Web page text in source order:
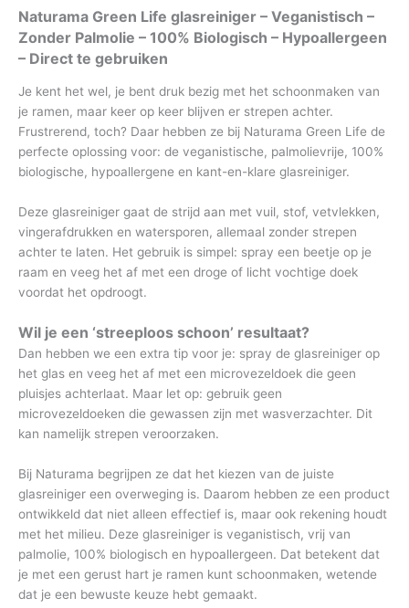
Naturama Green Life glasreiniger – Veganistisch –
Zonder Palmolie – 100% Biologisch – Hypoallergeen
– Direct te gebruiken
Je kent het wel, je bent druk bezig met het schoonmaken van
je ramen, maar keer op keer blijven er strepen achter.
Frustrerend, toch? Daar hebben ze bij Naturama Green Life de
perfecte oplossing voor: de veganistische, palmolievrije, 100%
biologische, hypoallergene en kant-en-klare glasreiniger.
Deze glasreiniger gaat de strijd aan met vuil, stof, vetvlekken,
vingerafdrukken en watersporen, allemaal zonder strepen
achter te laten. Het gebruik is simpel: spray een beetje op je
raam en veeg het af met een droge of licht vochtige doek
voordat het opdroogt.
Wil je een ‘streeploos schoon’ resultaat?
Dan hebben we een extra tip voor je: spray de glasreiniger op
het glas en veeg het af met een microvezeldoek die geen
pluisjes achterlaat. Maar let op: gebruik geen
microvezeldoeken die gewassen zijn met wasverzachter. Dit
kan namelijk strepen veroorzaken.
Bij Naturama begrijpen ze dat het kiezen van de juiste
glasreiniger een overweging is. Daarom hebben ze een product
ontwikkeld dat niet alleen effectief is, maar ook rekening houdt
met het milieu. Deze glasreiniger is veganistisch, vrij van
palmolie, 100% biologisch en hypoallergeen. Dat betekent dat
je met een gerust hart je ramen kunt schoonmaken, wetende
dat je een bewuste keuze hebt gemaakt.